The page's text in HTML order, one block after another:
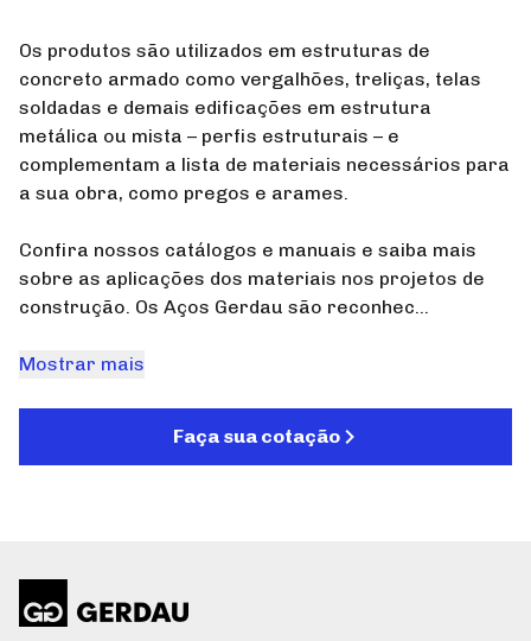
Os produtos são utilizados em estruturas de
concreto armado como vergalhões, treliças, telas
soldadas e demais edificações em estrutura
metálica ou mista – perfis estruturais – e
complementam a lista de materiais necessários para
a sua obra, como pregos e arames.
Confira nossos catálogos e manuais e saiba mais
sobre as aplicações dos materiais nos projetos de
construção. Os Aços Gerdau são reconhec...
Mostrar mais
Faça sua cotação